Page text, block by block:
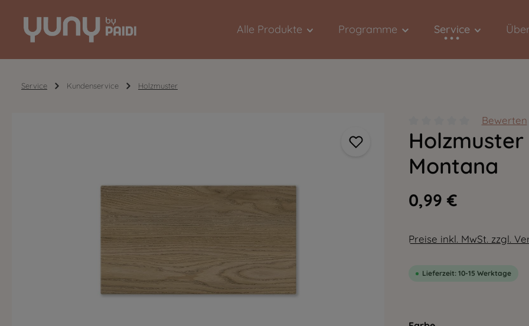
Hauptnavigation springen
Alle Produkte Programme Service
Service Kundenservice Holzmuster
Durchschnittliche
Bewerten
Montana
0,99 €
Preise inkl. MwSt. zzgl.
Lieferzeit: 10-15 Werktage